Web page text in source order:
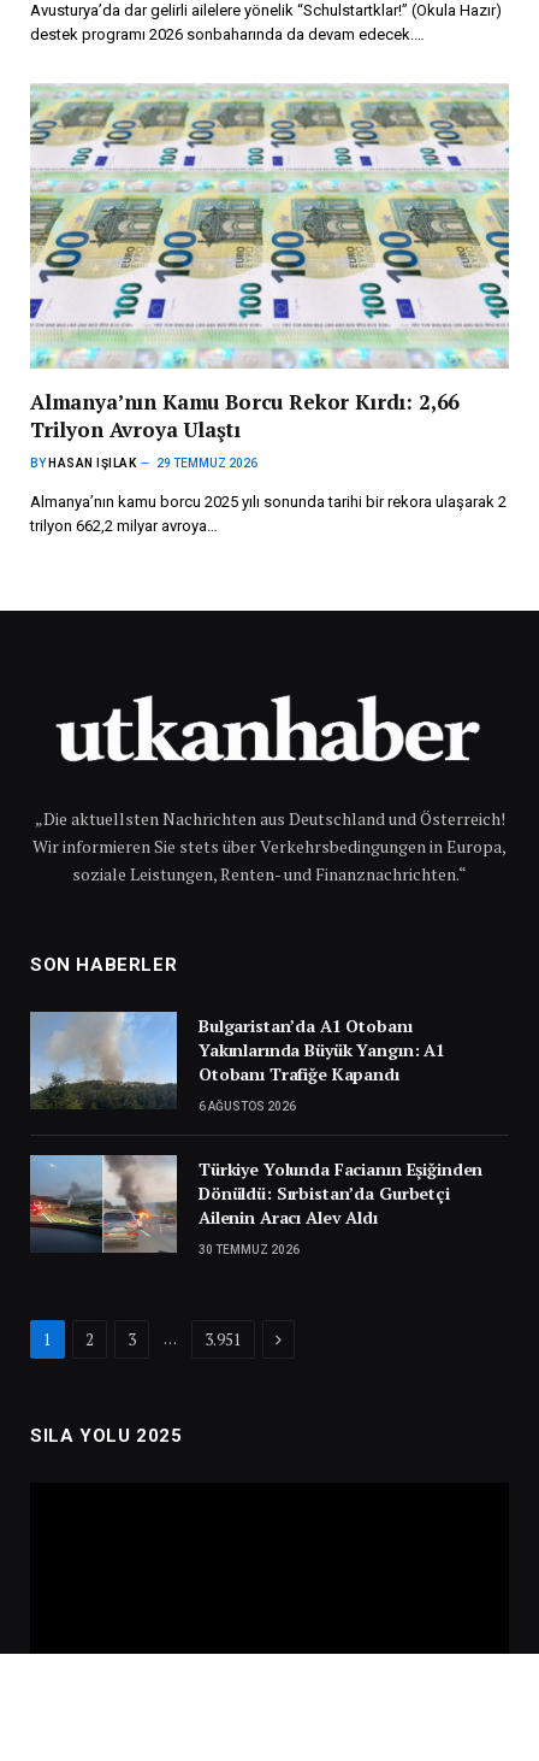
Avusturya’da dar gelirli ailelere yönelik “Schulstartklar!” (Okula Hazır)
destek programı 2026 sonbaharında da devam edecek.…
Almanya’nın Kamu Borcu Rekor Kırdı: 2,66
Trilyon Avroya Ulaştı
BY HASAN IŞILAK 29 TEMMUZ 2026
Almanya’nın kamu borcu 2025 yılı sonunda tarihi bir rekora ulaşarak 2
trilyon 662,2 milyar avroya…
„Die aktuellsten Nachrichten aus Deutschland und Österreich!
Wir informieren Sie stets über Verkehrsbedingungen in Europa,
soziale Leistungen, Renten- und Finanznachrichten.“
SON HABERLER
Bulgaristan’da A1 Otobanı
Yakınlarında Büyük Yangın: A1
Otobanı Trafiğe Kapandı
6 AĞUSTOS 2026
Türkiye Yolunda Facianın Eşiğinden
Dönüldü: Sırbistan’da Gurbetçi
Ailenin Aracı Alev Aldı
30 TEMMUZ 2026
1 2 3 … 3.951 Next
SILA YOLU 2025